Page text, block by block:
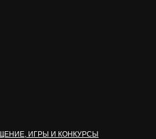
ИГРЫ И КОНКУРСЫ